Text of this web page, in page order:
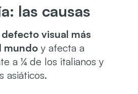
las causas
visual más
mundoy afecta a
a ¼ de los italianos y
asiáticos.